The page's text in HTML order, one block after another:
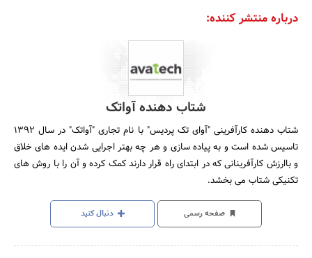
درباره منتشر کننده:
شتاب دهنده آواتک
شتاب دهنده کارآفرینی "آوای تک پردیس" با نام تجاری "آواتک" در سال 1392
تاسیس شده است و به پیاده سازی و هر چه بهتر اجرایی شدن ایده های خلاق
و باارزش کارآفرینانی که در ابتدای راه قرار دارند کمک کرده و آن را با روش های
تکنیکی شتاب می بخشد.
صفحه رسمی دنبال کنید